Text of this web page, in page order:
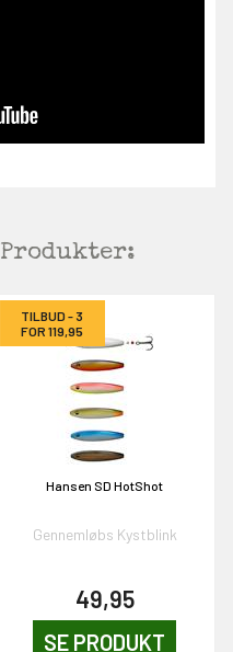
Produkter:
TILBUD - 3
FOR 119,95
Hansen SD HotShot
Gennemløbs Kystblink
49,95
SE PRODUKT